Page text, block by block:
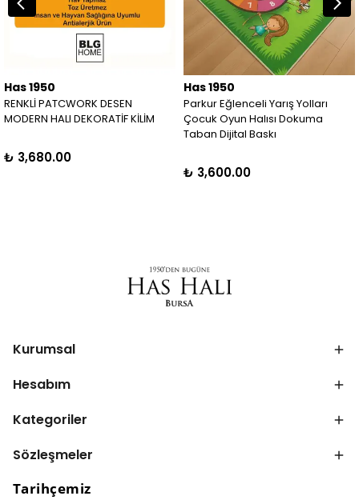
Has 1950
RENKLİ PATCWORK DESEN
MODERN HALI DEKORATİF KİLİM
₺ 3,680.00
Has 1950
Parkur Eğlenceli Yarış Yolları
Çocuk Oyun Halısı Dokuma
Taban Dijital Baskı
₺ 3,600.00
Kurumsal
Hesabım
Kategoriler
Sözleşmeler
Tarihçemiz